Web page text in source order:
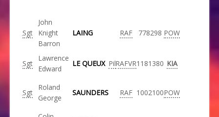
Sgt
John
Knight
Barron
LAING RAF 778298 POW
Sgt
Lawrence
Edward
LE QUEUX PilRAFVR1181380 KIA
Sgt
Roland
George
SAUNDERS RAF 1002100POW